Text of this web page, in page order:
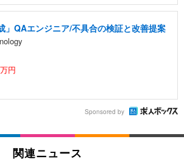
」QAエンジニア/不具合の検証と改善提案
円
Sponsored by
関連ニュース